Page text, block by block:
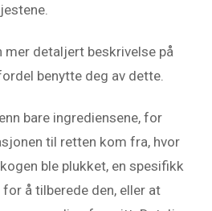
mer detaljert beskrivelse på
benytte deg av dette.
bare ingrediensene, for
til retten kom fra, hvor
ble plukket, en spesifikk
å tilberede den, eller at